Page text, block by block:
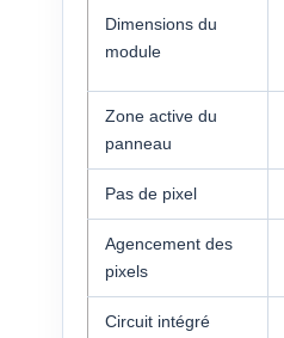
Dimensions du
module
Zone active du
panneau
Pas de pixel
Agencement des
pixels
Circuit intégré